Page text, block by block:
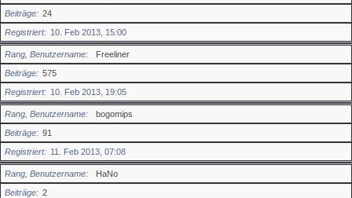
Beiträge
24
Registriert
10. Feb 2013, 15:00
Rang, Benutzername
Freeliner
Beiträge
575
Registriert
10. Feb 2013, 19:05
Rang, Benutzername
bogomips
Beiträge
91
Registriert
11. Feb 2013, 07:08
Rang, Benutzername
HaNo
Beiträge
2